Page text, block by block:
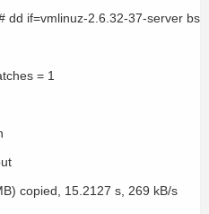
dd if=vmlinuz-2.6.32-37-server
= 1
copied, 15.2127 s, 269 kB/s